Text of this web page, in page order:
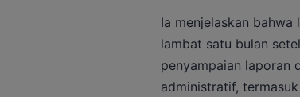
Ia menjelaskan
lambat satu bulan
penyampaian laporan
administratif,